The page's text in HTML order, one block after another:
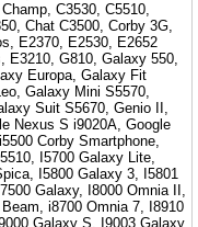
C3530, C5510,
Chat C3500, Corby 3G,
E2370, E2530, E2652
E3210, G810, Galaxy 550,
Europa, Galaxy Fit
Galaxy Mini S5570,
Suit S5670, Genio II,
Nexus S i9020A, Google
Corby Smartphone,
I5700 Galaxy Lite,
I5800 Galaxy 3, I5801
Galaxy, I8000 Omnia II,
i8700 Omnia 7, I8910
Galaxy S, I9003 Galaxy